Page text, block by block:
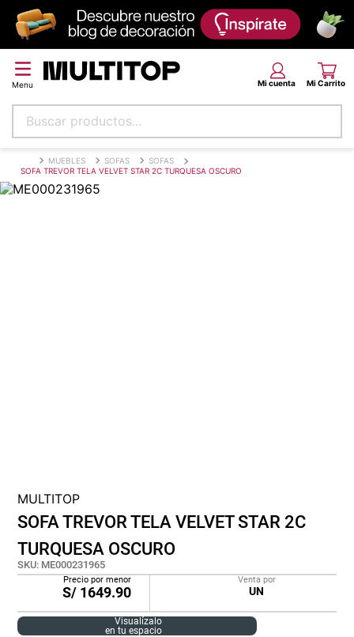
Buscar productos...
MUEBLES SOFAS
SOFAS
SOFA TREVOR TELA VELVET STAR 2C TURQUESA OSCURO
MULTITOP
SOFA TREVOR TELA VELVET STAR 2C
TURQUESA OSCURO
SKU: ME000231965
Precio por menor
S/ 1649.90
Venta por
UN
Visualízalo
en tu espacio
Términos más buscados
papel tapiz